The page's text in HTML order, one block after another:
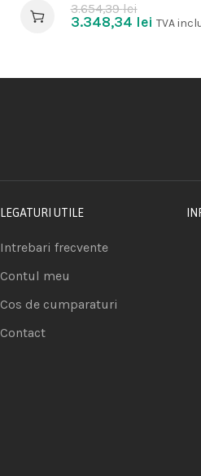
3.654,39lei
3.348,34 lei TVA
LEGATURI UTILE
Intrebari frecvente
Contul meu
Cos de cumparaturi
Contact